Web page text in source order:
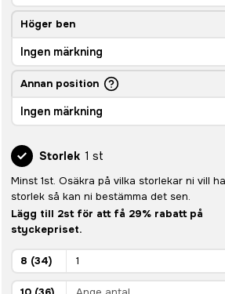
Höger ben
Ingen märkning
Annan position
Ingen märkning
Storlek 1 st
Minst 1st. Osäkra på vilka storlekar ni vill
storlek så kan ni bestämma det sen.
Lägg till 2st för att få 29% rabatt på
styckepriset.
8 (34)